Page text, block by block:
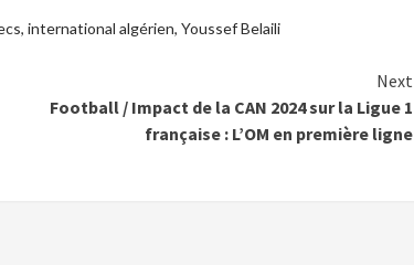
, international algérien, Youssef Belaili
Next
Football / Impact de la CAN 2024 sur la Ligue 1
française : L’OM en première ligne